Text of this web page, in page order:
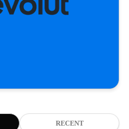
RECENT